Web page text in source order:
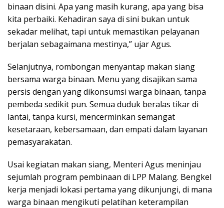
binaan disini. Apa yang masih kurang, apa yang bisa
kita perbaiki. Kehadiran saya di sini bukan untuk
sekadar melihat, tapi untuk memastikan pelayanan
berjalan sebagaimana mestinya,” ujar Agus.
Selanjutnya, rombongan menyantap makan siang
bersama warga binaan. Menu yang disajikan sama
persis dengan yang dikonsumsi warga binaan, tanpa
pembeda sedikit pun. Semua duduk beralas tikar di
lantai, tanpa kursi, mencerminkan semangat
kesetaraan, kebersamaan, dan empati dalam layanan
pemasyarakatan.
Usai kegiatan makan siang, Menteri Agus meninjau
sejumlah program pembinaan di LPP Malang. Bengkel
kerja menjadi lokasi pertama yang dikunjungi, di mana
warga binaan mengikuti pelatihan keterampilan